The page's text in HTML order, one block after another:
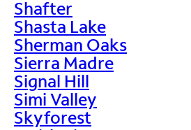
Shafter
Shasta Lake
Sherman Oaks
Sierra Madre
Signal Hill
Simi Valley
Skyforest